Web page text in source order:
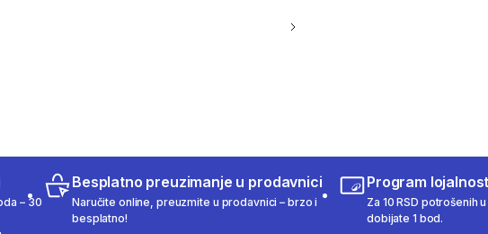
– 30
Besplatno preuzimanje u prodavnici
Naručite online, preuzmite u prodavnici – brzo i
besplatno!
Program
Za 10 RSD potrošenih
dobijate 1 bod.